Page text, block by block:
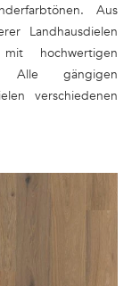
Aus
Landhausdielen
hochwertigen
Alle gängigen
verschiedenen